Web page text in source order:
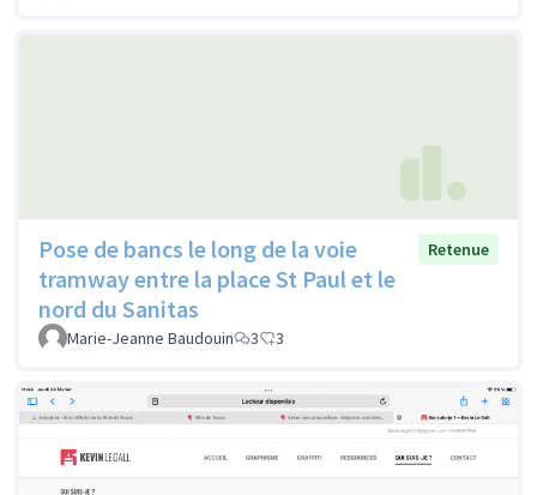
Pose de bancs le long de la voie
tramway entre la place St Paul et le
nord du Sanitas
Retenue
Marie-Jeanne Baudouin 3 3